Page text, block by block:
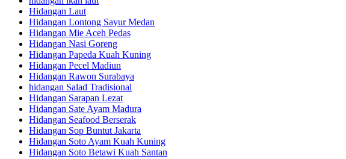
Hidangan Laut
Hidangan Lontong Sayur Medan
Hidangan Mie Aceh Pedas
Hidangan Nasi Goreng
Hidangan Papeda Kuah Kuning
Hidangan Pecel Madiun
Hidangan Rawon Surabaya
hidangan Salad Tradisional
Hidangan Sarapan Lezat
Hidangan Sate Ayam Madura
Hidangan Seafood Berserak
Hidangan Sop Buntut Jakarta
Hidangan Soto Ayam Kuah Kuning
Hidangan Soto Betawi Kuah Santan